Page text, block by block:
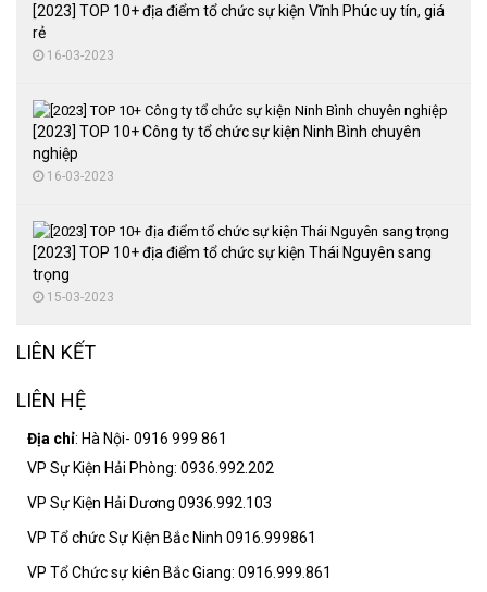
[2023] TOP 10+ địa điểm tổ chức sự kiện Vĩnh Phúc uy tín, giá
rẻ
16-03-2023
[2023] TOP 10+ Công ty tổ chức sự kiện Ninh Bình chuyên
nghiệp
16-03-2023
[2023] TOP 10+ địa điểm tổ chức sự kiện Thái Nguyên sang
trọng
15-03-2023
LIÊN KẾT
LIÊN HỆ
Địa chỉ: Hà Nội- 0916 999 861
VP Sự Kiện Hải Phòng: 0936.992.202
VP Sự Kiện Hải Dương 0936.992.103
VP Tổ chức Sự Kiện Bắc Ninh 0916.999861
VP Tổ Chức sự kiên Bắc Giang: 0916.999.861